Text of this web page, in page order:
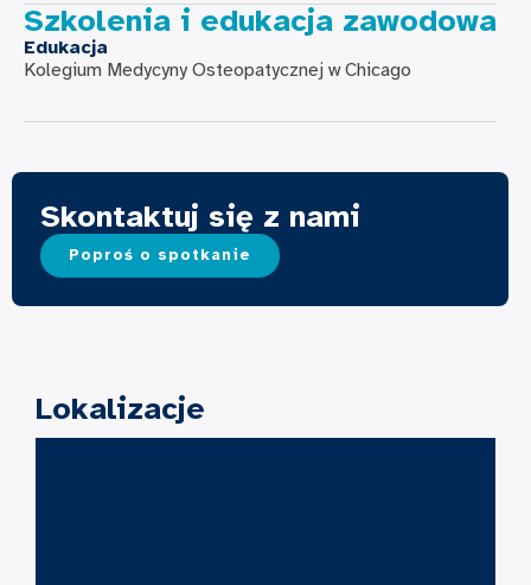
Szkolenia i edukacja zawodowa
Edukacja
Kolegium Medycyny Osteopatycznej w Chicago
Skontaktuj się z nami
Poproś o spotkanie
Lokalizacje